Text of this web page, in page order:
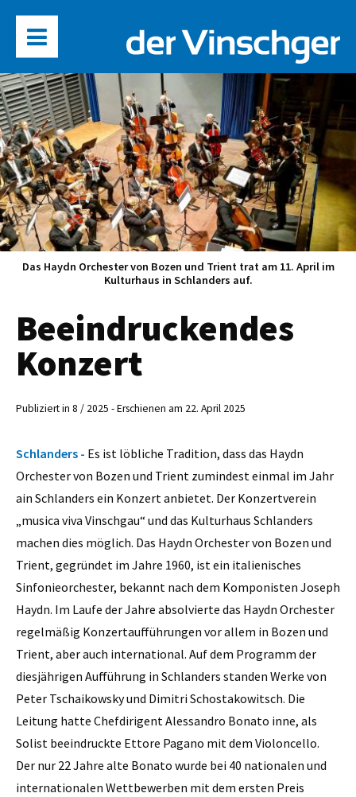
Das Haydn Orchester von Bozen und Trient trat am 11. April im
Kulturhaus in Schlanders auf.
Beeindruckendes
Konzert
Publiziert in 8 / 2025 - Erschienen am 22. April 2025
Schlanders - Es ist löbliche Tradition, dass das Haydn
Orchester von Bozen und Trient zumindest einmal im Jahr
ain Schlanders ein Konzert anbietet. Der Konzertverein
„musica viva Vinschgau“ und das Kulturhaus Schlanders
machen dies möglich. Das Haydn Orchester von Bozen und
Trient, gegründet im Jahre 1960, ist ein italienisches
Sinfonieorchester, bekannt nach dem Komponisten Joseph
Haydn. Im Laufe der Jahre absolvierte das Haydn Orchester
regelmäßig Konzertaufführungen vor allem in Bozen und
Trient, aber auch international. Auf dem Programm der
diesjährigen Aufführung in Schlanders standen Werke von
Peter Tschaikowsky und Dimitri Schostakowitsch. Die
Leitung hatte Chefdirigent Alessandro Bonato inne, als
Solist beeindruckte Ettore Pagano mit dem Violoncello.
Der nur 22 Jahre alte Bonato wurde bei 40 nationalen und
internationalen Wettbewerben mit dem ersten Preis